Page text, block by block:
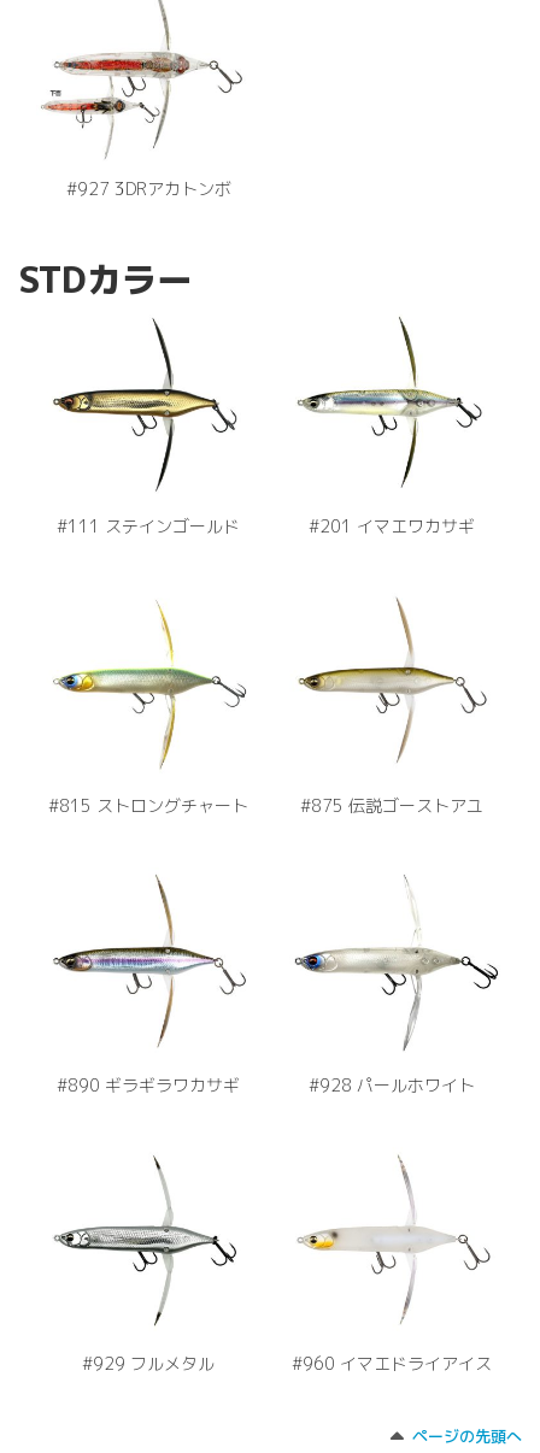
#927 3DRアカトンボ
STDカラー
#111 ステインゴールド #201 イマエワカサギ
#815 ストロングチャート #875 伝説ゴーストアユ
#890 ギラギラワカサギ #928 パールホワイト
#929 フルメタル #960 イマエドライアイス
ページの先頭へ